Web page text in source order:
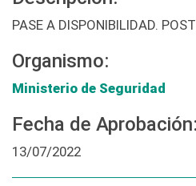
PASE A DISPONIBILIDAD.
Organismo:
Ministerio de Seguridad
Fecha de Aprobación:
13/07/2022